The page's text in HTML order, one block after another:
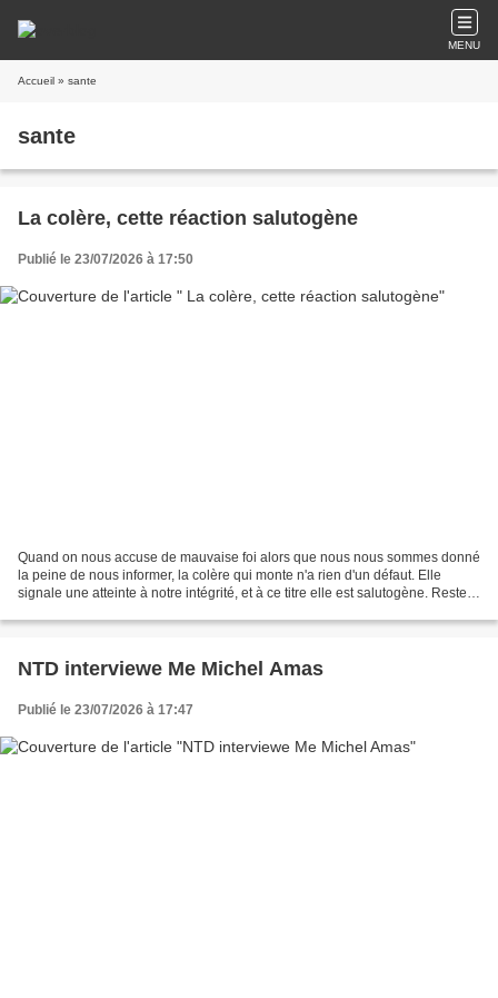
MENU
Accueil » sante
sante
La colère, cette réaction salutogène
Publié le 23/07/2026 à 17:50
Quand on nous accuse de mauvaise foi alors que nous nous sommes donné
la peine de nous informer, la colère qui monte n'a rien d'un défaut. Elle
signale une atteinte à notre intégrité, et à ce titre elle est salutogène. Reste à
NTD interviewe Me Michel Amas
Publié le 23/07/2026 à 17:47